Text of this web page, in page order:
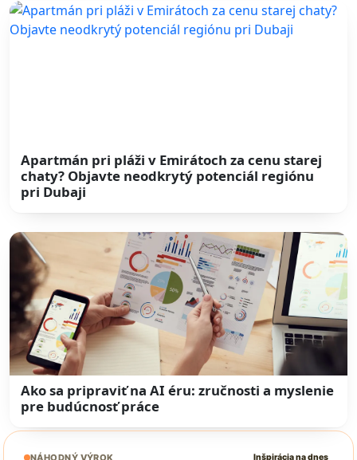
Apartmán pri pláži v Emirátoch za cenu starej
chaty? Objavte neodkrytý potenciál regiónu
pri Dubaji
Ako sa pripraviť na AI éru: zručnosti a myslenie
pre budúcnosť práce